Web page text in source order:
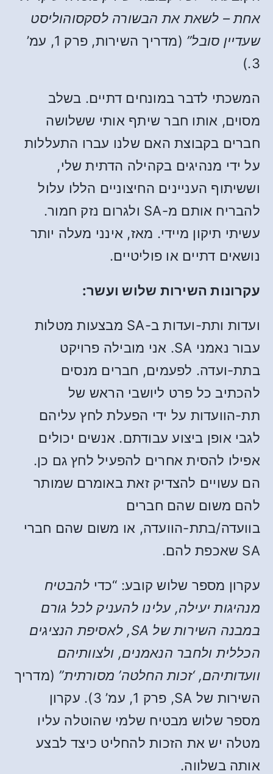
אחת – לשאת את הבשורה לסקסוהוליסט
שעדיין סובל”
(מדריך השירות, פרק 1, עמ’
3.)
המשכתי לדבר במונחים דתיים. בשלב
מסוים, אותו חבר שיתף אותי ששלושה
חברים בקבוצת האם שלנו עברו התעללות
על ידי מנהיגים בקהילה הדתית שלי,
וששיתוף העניינים החיצוניים הללו עלול
להבריח אותם מ-SA ולגרום נזק חמור.
עשיתי תיקון מיידי. מאז, אינני מעלה יותר
נושאים דתיים או פוליטיים.
עקרונות השירות שלוש ועשר:
ועדות ותת-ועדות ב-SA מבצעות מטלות
עבור נאמני SA. אני מובילה פרויקט
בתת-ועדה. לפעמים, חברים מנסים
להכתיב כל פרט ליושבי הראש של
תת-הוועדות על ידי הפעלת לחץ עליהם
לגבי אופן ביצוע עבודתם. אנשים יכולים
אפילו להסית אחרים להפעיל לחץ גם כן.
הם עשויים להצדיק זאת באומרם שמותר
להם משום שהם חברים
בוועדה/בתת-הוועדה, או משום שהם חברי
SA שאכפת להם.
עקרון מספר שלוש קובע: “כדי להבטיח
מנהיגות יעילה, עלינו להעניק לכל גורם
במבנה השירות של SA, לאסיפת הנציגים
הכללית ולחבר הנאמנים, ולצוותיהם
וועדותיהם, ‘זכות החלטה’ מסורתית” (מדריך
השירות של SA, פרק 1, עמ’ 3). עקרון
מספר שלוש מבטיח שלמי שהוטלה עליו
מטלה יש את הזכות להחליט כיצד לבצע
אותה בשלווה.